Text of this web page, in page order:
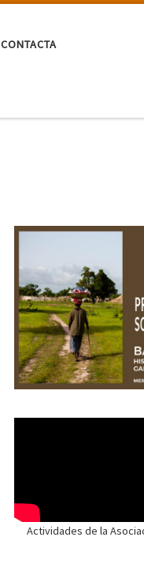
CONTACTA
Actividades de la